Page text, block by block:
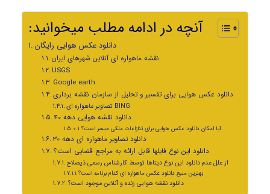
:آنچه در ادامه مطلب میخوانید
دانلود عکس هوایی رایگان
نقشه ماهواره ای آنلاین شهرهای ایران
USGS
Google earth
دانلود عکس هوایی برای تفسیر و تحلیل از سازمان نقشه برداری
تصاویر ماهواره ای BING
دانلود نقشه هوایی دهه 40
آیا امکان دانلود عکس هوایی برای تنازاعات ملکی میسر است؟
دانلود تصاویر ماهواره ای دهه 30
دانلود این نوع فایلها قابل ارائه به مراجع قضایی است؟
از علل عدم دانلود این نوع دیتاها توسط کارشناس رسمی ذیصلاح
بهترین منبع دانلود عکس ماهواره ای کدام برنامه است؟
دانلود نقشه هوایی زنده و آنلاین موجود است؟